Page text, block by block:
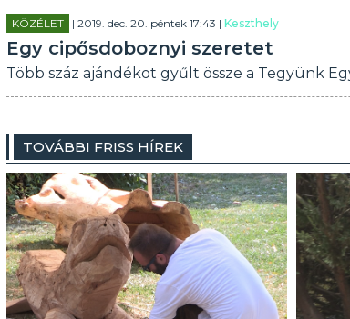
KÖZÉLET | 2019. dec. 20. péntek 17:43 | Keszthely
Egy cipősdoboznyi szeretet
Több száz ajándékot gyűlt össze a Tegyünk
TOVÁBBI FRISS HÍREK